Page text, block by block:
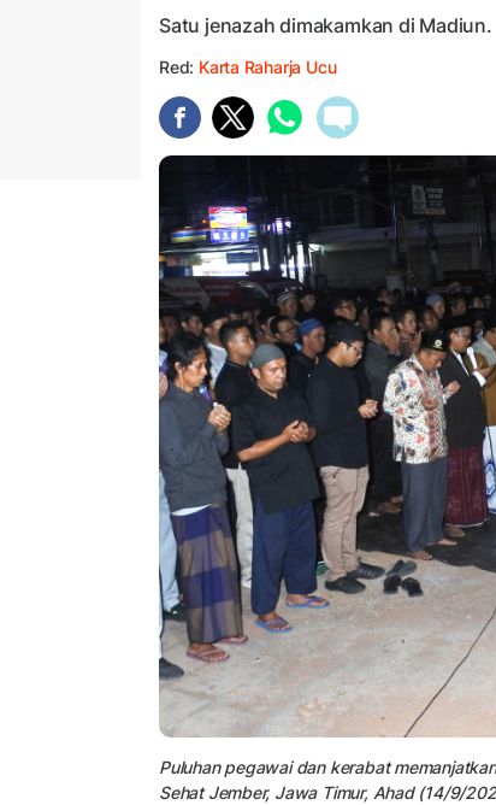
Satu jenazah dimakamkan di Madiun.
Red: Karta Raharja Ucu
Puluhan pegawai dan kerabat
Sehat Jember, Jawa Timur, Ahad (14/9/